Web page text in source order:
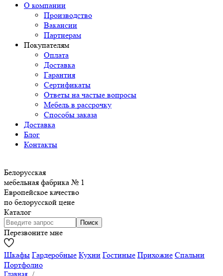
О компании
Производство
Вакансии
Партнерам
Покупателям
Оплата
Доставка
Гарантия
Сертификаты
Ответы на частые вопросы
Мебель в рассрочку
Способы заказа
Доставка
Блог
Контакты
Белорусская
мебельная фабрика № 1
Европейское качество
по белорусской цене
Каталог
Перезвоните мне
Шкафы Гардеробные Кухни Гостиные Прихожие Спальни
Портфолио
Главная /